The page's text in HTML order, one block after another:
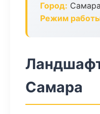
Город: Самара
Режим
Самара